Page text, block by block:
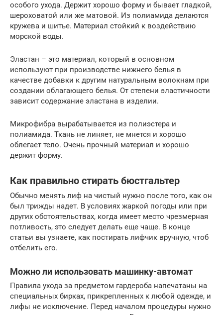
особого ухода. Держит хорошо форму и бывает гладкой,
шероховатой или же матовой. Из полиамида делаются
кружева и шитье. Материал стойкий к воздействию
морской воды.
Эластан – это материал, который в основном
используют при производстве нижнего белья в
качестве добавки к другим натуральным волокнам при
создании облагающего белья. От степени эластичности
зависит содержание эластана в изделии.
Микрофибра вырабатывается из полиэстера и
полиамида. Ткань не линяет, не мнется и хорошо
облегает тело. Очень прочный материал и хорошо
держит форму.
Как правильно стирать бюстгальтер
Обычно менять лиф на чистый нужно после того, как он
был трижды надет. В условиях жаркой погоды или при
других обстоятельствах, когда имеет место чрезмерная
потливость, это следует делать еще чаще. В конце
статьи вы узнаете, как постирать лифчик вручную, чтоб
отбелить его.
Можно ли использовать машинку-автомат
Правила ухода за предметом гардероба напечатаны на
специальных бирках, прикрепленных к любой одежде, и
лифы не исключение. Перед началом процедуры нужно